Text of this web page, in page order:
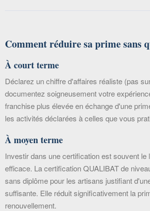
Comment réduire sa prime sans
À court terme
Déclarez un chiffre d'affaires réaliste (pas
documentez soigneusement votre
franchise plus élevée en échange d'une
les activités déclarées à celles que vous
À moyen terme
Investir dans une certification est souvent le
efficace. La certification QUALIBAT de
sans diplôme pour les artisans justifiant
suffisante. Elle réduit significativement la
renouvellement.